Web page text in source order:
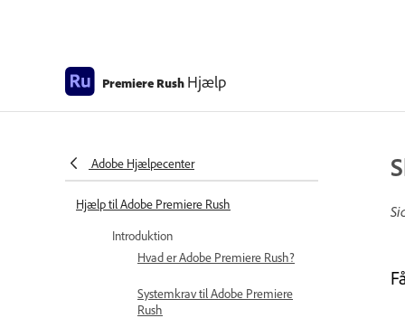
Premiere Rush Hjælp
Adobe Hjælpecenter
Hjælp til Adobe Premiere Rush
Introduktion
Hvad er Adobe Premiere Rush?
Systemkrav til Adobe Premiere
Rush